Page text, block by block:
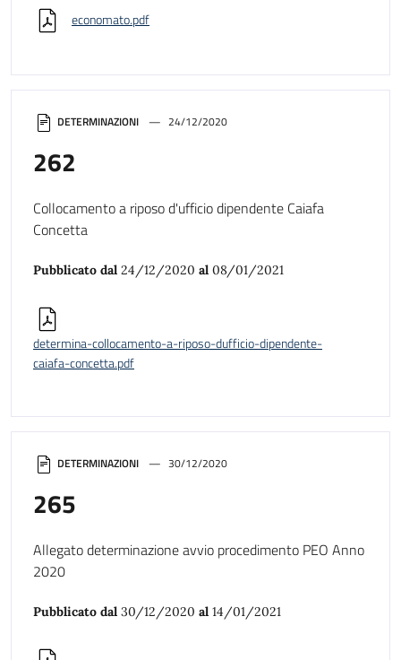
DETERMINAZIONI 30/12/2020
265
Allegato determinazione avvio procedimento PEO Anno
2020
Pubblicato dal 30/12/2020 al 14/01/2021
DETERMINAZIONI 24/12/2020
262
Collocamento a riposo d'ufficio dipendente Caiafa
Concetta
Pubblicato dal 24/12/2020 al 08/01/2021
determina-collocamento-a-riposo-dufficio-dipendente-
caiafa-concetta.pdf
economato.pdf